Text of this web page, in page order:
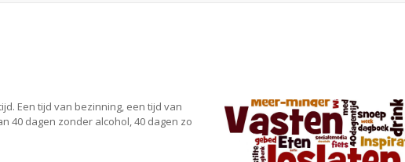
Een tijd van bezinning, een tijd van
40 dagen zonder alcohol, 40 dagen zo